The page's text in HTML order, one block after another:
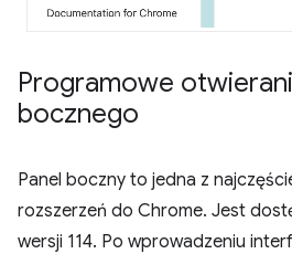
Programowe
bocznego
Panel boczny to jedna z
rozszerzeń do Chrome. Jest
wersji 114. Po wprowadzeniu